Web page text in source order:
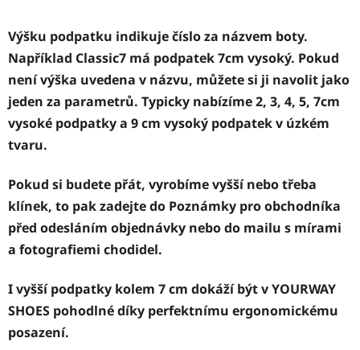
Výšku podpatku indikuje číslo za názvem boty.
Například Classic7 má podpatek 7cm vysoký. Pokud
není výška uvedena v názvu, můžete si ji navolit jako
jeden za parametrů. Typicky nabízíme 2, 3, 4, 5, 7cm
vysoké podpatky a 9 cm vysoký podpatek v úzkém
tvaru.
Pokud si budete přát, vyrobíme vyšší nebo třeba
klínek, to pak zadejte do Poznámky pro obchodníka
před odesláním objednávky nebo do mailu s mírami
a fotografiemi chodidel.
I vyšší podpatky kolem 7 cm dokáží být v YOURWAY
SHOES pohodlné díky perfektnímu ergonomickému
posazení.